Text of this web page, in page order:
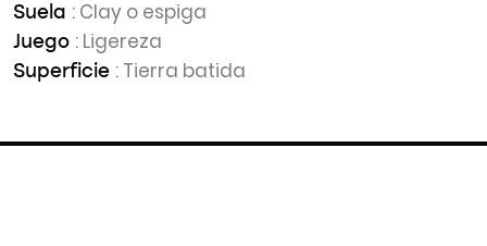
Suela : Clay o espiga
Juego : Ligereza
Superficie : Tierra batida